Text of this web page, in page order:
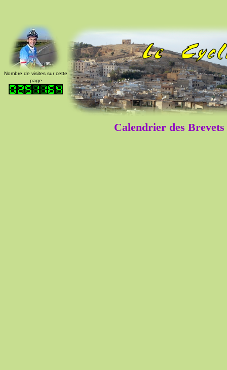
Nombre de visites sur cette
page
Calendrier des